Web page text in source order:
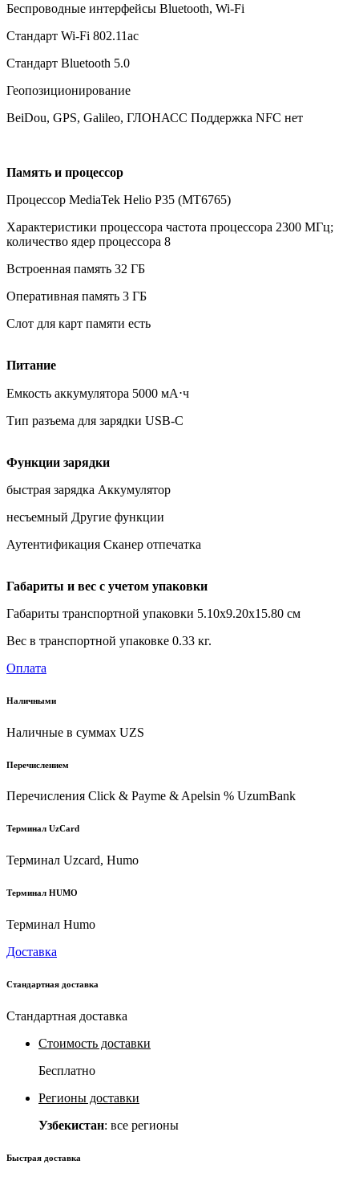
Беспроводные интерфейсы Bluetooth, Wi-Fi
Стандарт Wi-Fi 802.11ac
Стандарт Bluetooth 5.0
Геопозиционирование
BeiDou, GPS, Galileo, ГЛОНАСС Поддержка NFC нет
Память и процессор
Процессор MediaTek Helio P35 (MT6765)
Характеристики процессора частота процессора 2300 МГц;
количество ядер процессора 8
Встроенная память 32 ГБ
Оперативная память 3 ГБ
Слот для карт памяти есть
Питание
Емкость аккумулятора 5000 мА⋅ч
Тип разъема для зарядки USB-C
Функции зарядки
быстрая зарядка Аккумулятор
несъемный Другие функции
Аутентификация Сканер отпечатка
Габариты и вес с учетом упаковки
Габариты транспортной упаковки 5.10х9.20х15.80 см
Вес в транспортной упаковке 0.33 кг.
Оплата
Наличными
Наличные в суммах UZS
Перечислением
Перечисления Click & Payme & Apelsin % UzumBank
Терминал UzCard
Терминал Uzcard, Humo
Терминал HUMO
Терминал Humo
Доставка
Стандартная доставка
Стандартная доставка
Стоимость доставки
Бесплатно
Регионы доставки
Узбекистан: все регионы
Быстрая доставка